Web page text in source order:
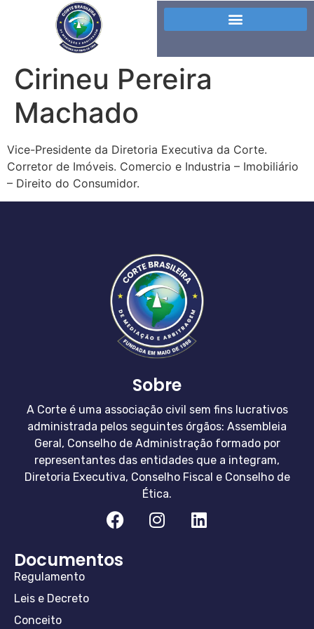
Cirineu Pereira
Machado
Vice-Presidente da Diretoria Executiva da Corte.
Corretor de Imóveis. Comercio e Industria – Imobiliário
– Direito do Consumidor.
Sobre
A Corte é uma associação civil sem fins lucrativos
administrada pelos seguintes órgãos: Assembleia
Geral, Conselho de Administração formado por
representantes das entidades que a integram,
Diretoria Executiva, Conselho Fiscal e Conselho de
Ética.
Documentos
Regulamento
Leis e Decreto
Conceito